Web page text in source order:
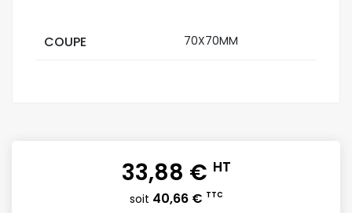
COUPE 70X70MM
33,88 € HT
soit 40,66 € TTC